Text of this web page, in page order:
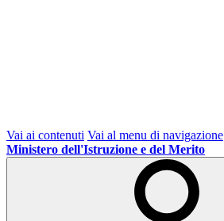
Vai ai contenuti Vai al menu di navigazione
Ministero dell'Istruzione e del Merito